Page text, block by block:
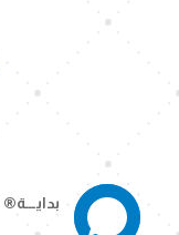
بدايـــة®